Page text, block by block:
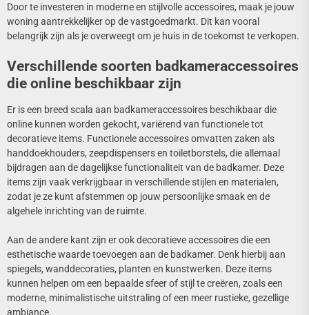
Door te investeren in moderne en stijlvolle accessoires, maak je jouw
woning aantrekkelijker op de vastgoedmarkt. Dit kan vooral
belangrijk zijn als je overweegt om je huis in de toekomst te verkopen.
Verschillende soorten badkameraccessoires
die online beschikbaar zijn
Er is een breed scala aan badkameraccessoires beschikbaar die
online kunnen worden gekocht, variërend van functionele tot
decoratieve items. Functionele accessoires omvatten zaken als
handdoekhouders, zeepdispensers en toiletborstels, die allemaal
bijdragen aan de dagelijkse functionaliteit van de badkamer. Deze
items zijn vaak verkrijgbaar in verschillende stijlen en materialen,
zodat je ze kunt afstemmen op jouw persoonlijke smaak en de
algehele inrichting van de ruimte.
Aan de andere kant zijn er ook decoratieve accessoires die een
esthetische waarde toevoegen aan de badkamer. Denk hierbij aan
spiegels, wanddecoraties, planten en kunstwerken. Deze items
kunnen helpen om een bepaalde sfeer of stijl te creëren, zoals een
moderne, minimalistische uitstraling of een meer rustieke, gezellige
ambiance.